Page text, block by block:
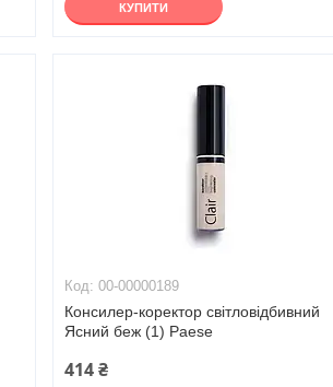
КУПИТИ
00-00000189
Консилер-коректор світловідбивний
Ясний беж (1) Paese
414 ₴